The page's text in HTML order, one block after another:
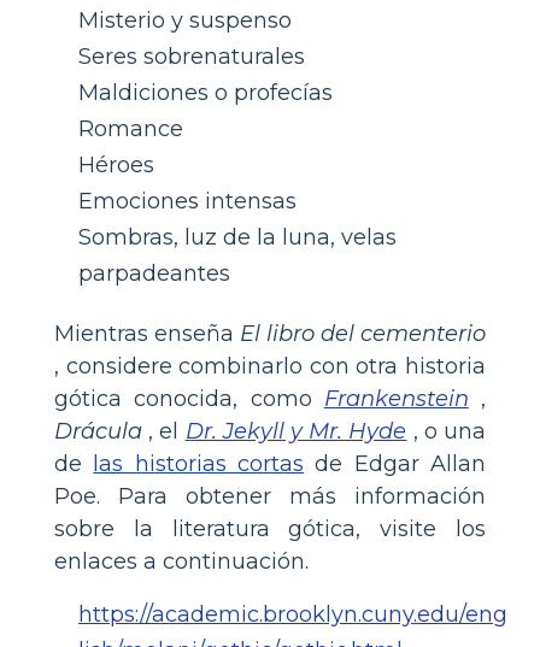
Misterio y suspenso
Seres sobrenaturales
Maldiciones o profecías
Romance
Héroes
Emociones intensas
Sombras, luz de la luna, velas
parpadeantes
Mientras enseña El libro del cementerio
, considere combinarlo con otra historia
gótica conocida, como Frankenstein ,
Drácula , el Dr. Jekyll y Mr. Hyde , o una
de
las historias cortas de Edgar Allan
Poe. Para obtener más información
sobre la literatura gótica, visite los
enlaces a continuación.
https://academic.brooklyn.cuny.edu/eng